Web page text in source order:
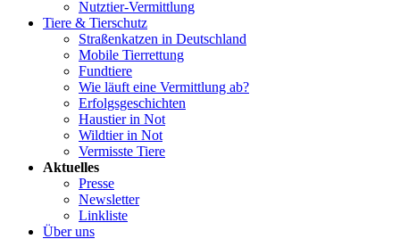
Nutztier-Vermittlung
Tiere & Tierschutz
Straßenkatzen in Deutschland
Mobile Tierrettung
Fundtiere
Wie läuft eine Vermittlung ab?
Erfolgsgeschichten
Haustier in Not
Wildtier in Not
Vermisste Tiere
Aktuelles
Presse
Newsletter
Linkliste
Über uns